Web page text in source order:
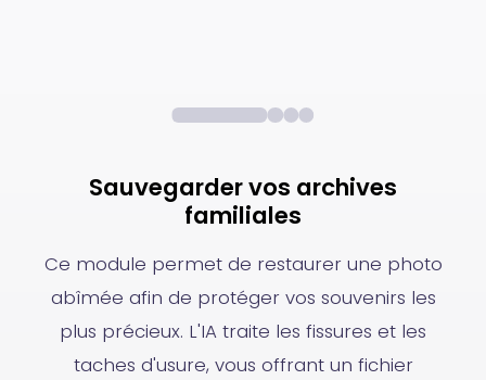
Sauvegarder vos archives
familiales
Ce module permet de restaurer une photo
abîmée afin de protéger vos souvenirs les
plus précieux. L'IA traite les fissures et les
taches d'usure, vous offrant un fichier